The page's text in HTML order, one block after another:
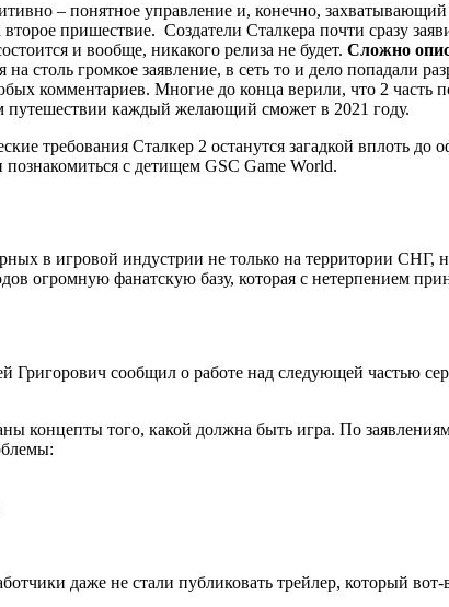
– понятное управление и, конечно,
пришествие. Создатели Сталкера почти сразу
и вообще, никакого релиза не будет. Сложно
столь громкое заявление, в сеть то и дело попадали
комментариев. Многие до конца верили, что 2
путешествии каждый желающий сможет в 2021 году.
требования Сталкер 2 останутся загадкой вплоть
познакомиться с детищем GSC Game World.
в игровой индустрии не только на территории
огромную фанатскую базу, которая с нетерпением
Григорович сообщил о работе над следующей частью
концепты того, какой должна быть игра. По
даже не стали публиковать трейлер, который